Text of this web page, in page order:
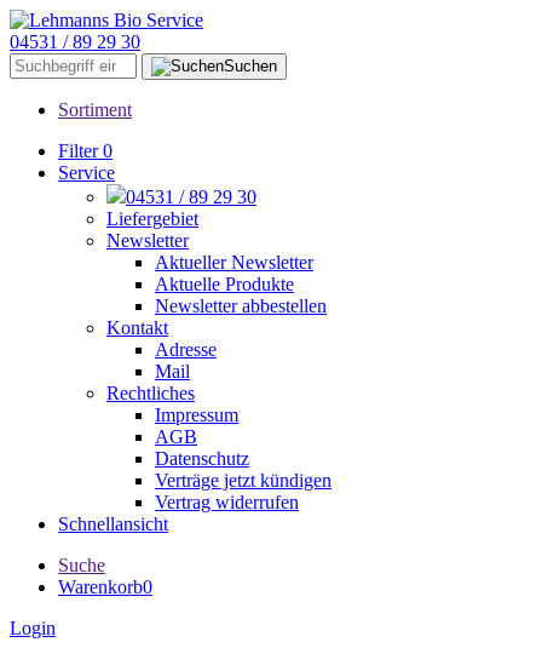
04531 / 89 29 30
Suchen
Sortiment
Filter 0
Service
04531 / 89 29 30
Liefergebiet
Newsletter
Aktueller Newsletter
Aktuelle Produkte
Newsletter abbestellen
Kontakt
Adresse
Mail
Rechtliches
Impressum
AGB
Datenschutz
Verträge jetzt kündigen
Vertrag widerrufen
Schnellansicht
Suche
Warenkorb0
Login